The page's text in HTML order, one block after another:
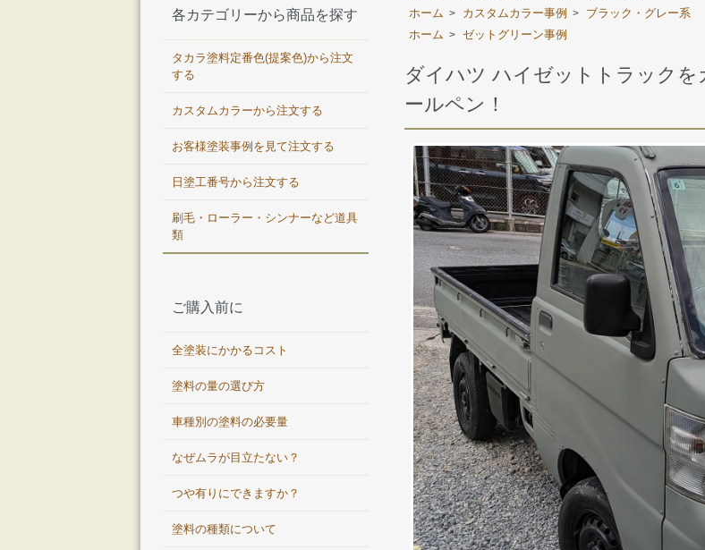
ホーム > カスタムカラー事例 >
ブラック・グレー系
ホーム > ゼットグリーン事例
ダイハツ ハイゼットトラック
ールペン！
各カテゴリーから商品を探す
タカラ塗料定番色(提案色)から注文
する
カスタムカラーから注文する
お客様塗装事例を見て注文する
日塗工番号から注文する
刷毛・ローラー・シンナーなど道具
類
ご購入前に
全塗装にかかるコスト
塗料の量の選び方
車種別の塗料の必要量
なぜムラが目立たない？
つや有りにできますか？
塗料の種類について